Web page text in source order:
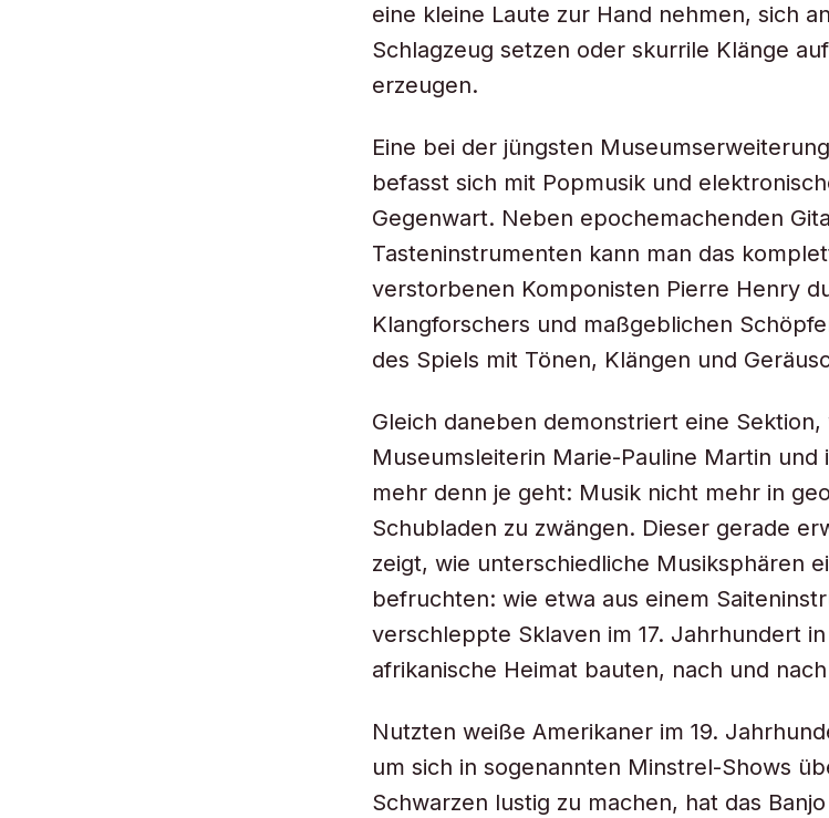
eine kleine Laute zur Hand nehmen, sich
Schlagzeug setzen oder skurrile Klänge
erzeugen.
Eine bei der jüngsten
befasst sich mit Popmusik und
Gegenwart. Neben epochemachenden
Tasteninstrumenten kann man das
verstorbenen Komponisten Pierre Henry
Klangforschers und maßgeblichen
des Spiels mit Tönen, Klängen und
Gleich daneben demonstriert eine
Museumsleiterin Marie-Pauline Martin
mehr denn je geht: Musik nicht mehr in
Schubladen zu zwängen. Dieser gerade
zeigt, wie unterschiedliche Musiksphären
befruchten: wie etwa aus einem
verschleppte Sklaven im 17. Jahrhundert
afrikanische Heimat bauten, nach und
Nutzten weiße Amerikaner im 19.
um sich in sogenannten Minstrel-Shows
Schwarzen lustig zu machen, hat das